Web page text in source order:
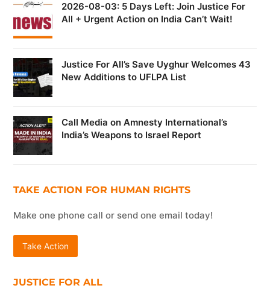
2026-08-03: 5 Days Left: Join Justice For
All + Urgent Action on India Can’t Wait!
Justice For All’s Save Uyghur Welcomes 43
New Additions to UFLPA List
Call Media on Amnesty International’s
India’s Weapons to Israel Report
TAKE ACTION FOR HUMAN RIGHTS
Make one phone call or send one email today!
Take Action
JUSTICE FOR ALL